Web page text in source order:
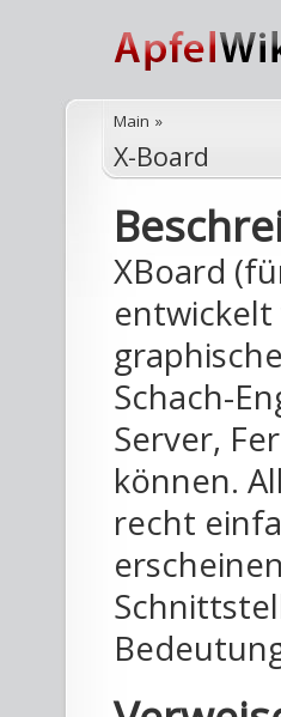
Main »
X-Board
XBoard
entwickelt
Schach-
Server,
können.
recht